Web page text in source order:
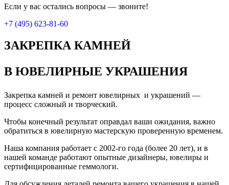
Если у вас остались вопросы — звоните!
+7 (495) 623-81-60
ЗАКРЕПКА КАМНЕЙ
В ЮВЕЛИРНЫЕ УКРАШЕНИЯ
Закрепка камней и ремонт ювелирных и украшений —
процесс сложный и творческий.
Чтобы конечный результат оправдал ваши ожидания, важно
обратиться в ювелирную мастерскую проверенную временем.
Наша компания работает с 2002-го года (более 20 лет), и в
нашей команде работают опытные дизайнеры, ювелиры и
сертифицированные геммологи.